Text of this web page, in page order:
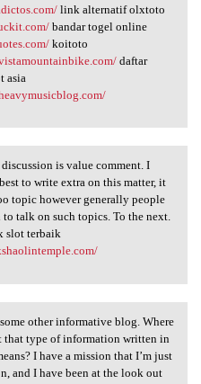
link alternatif olxtoto
bandar togel online
koitoto
daftar
asia
discussion is
is value comment. I
to write extra on this matter, it
topic however generally people
to talk on such topics. To the next.
slot terbaik
some other
other informative blog. Where
that type of information written in
I have a mission that I’m just
and I have been at the look out